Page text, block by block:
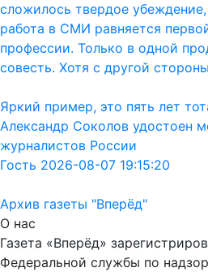
сложилось твердое
работа в СМИ равняется
профессии. Только в одной
совесть. Хотя с другой
Яркий пример, это пять лет
Александр Соколов удостоен
журналистов России
Гость 2026-08-07 19:15:20
Архив газеты "Вперёд"
О нас
Газета «Вперёд»
Федеральной службы по